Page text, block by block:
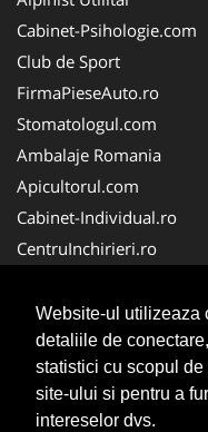
Website-ul utilizeaza
detaliile de
statistici cu scopul
site-ului si pentru a
intereselor dvs.
Cabinet-Psihologie.com
Club de Sport
FirmaPieseAuto.ro
Stomatologul.com
Ambalaje Romania
Apicultorul.com
Cabinet-Individual.ro
CentruInchirieri.ro
FirmaDeratizare.ro
InstructorScoalaAuto.ro
SalonFrizerieCanina.com
Scoala Auto